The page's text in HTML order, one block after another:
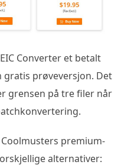
Converter et betalt
prøveversjon. Det
grensen på tre filer når
premium-
alternativer: